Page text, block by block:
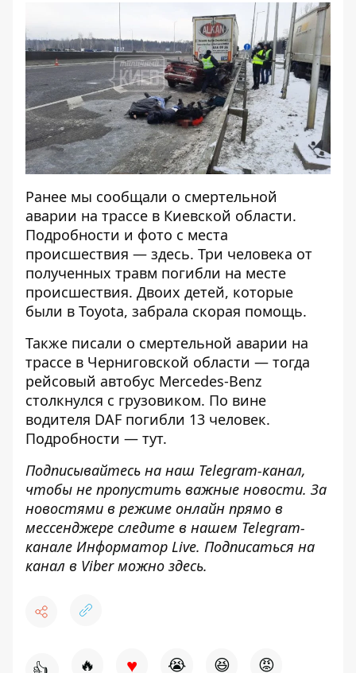
Ранее мы сообщали о смертельной
аварии на трассе в Киевской области.
Подробности и фото с места
происшествия — здесь. Три человека от
полученных травм погибли на месте
происшествия. Двоих детей, которые
были в Toyota, забрала скорая помощь.
Также писали о смертельной аварии на
трассе в Черниговской области — тогда
рейсовый автобус Mercedes-Benz
столкнулся с грузовиком. По вине
водителя DAF погибли 13 человек.
Подробности — тут.
Подписывайтесь на наш Telegram-канал,
чтобы не пропустить важные новости. За
новостями в режиме онлайн прямо в
мессенджере следите в нашем Telegram-
канале Информатор Live. Подписаться на
канал в Viber можно здесь.
🔥 ♥ 😭 😆 😡